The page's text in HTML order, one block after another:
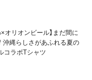
×オリオンビール】まだ間に
沖縄らしさがあふれる夏の
コラボTシャツ